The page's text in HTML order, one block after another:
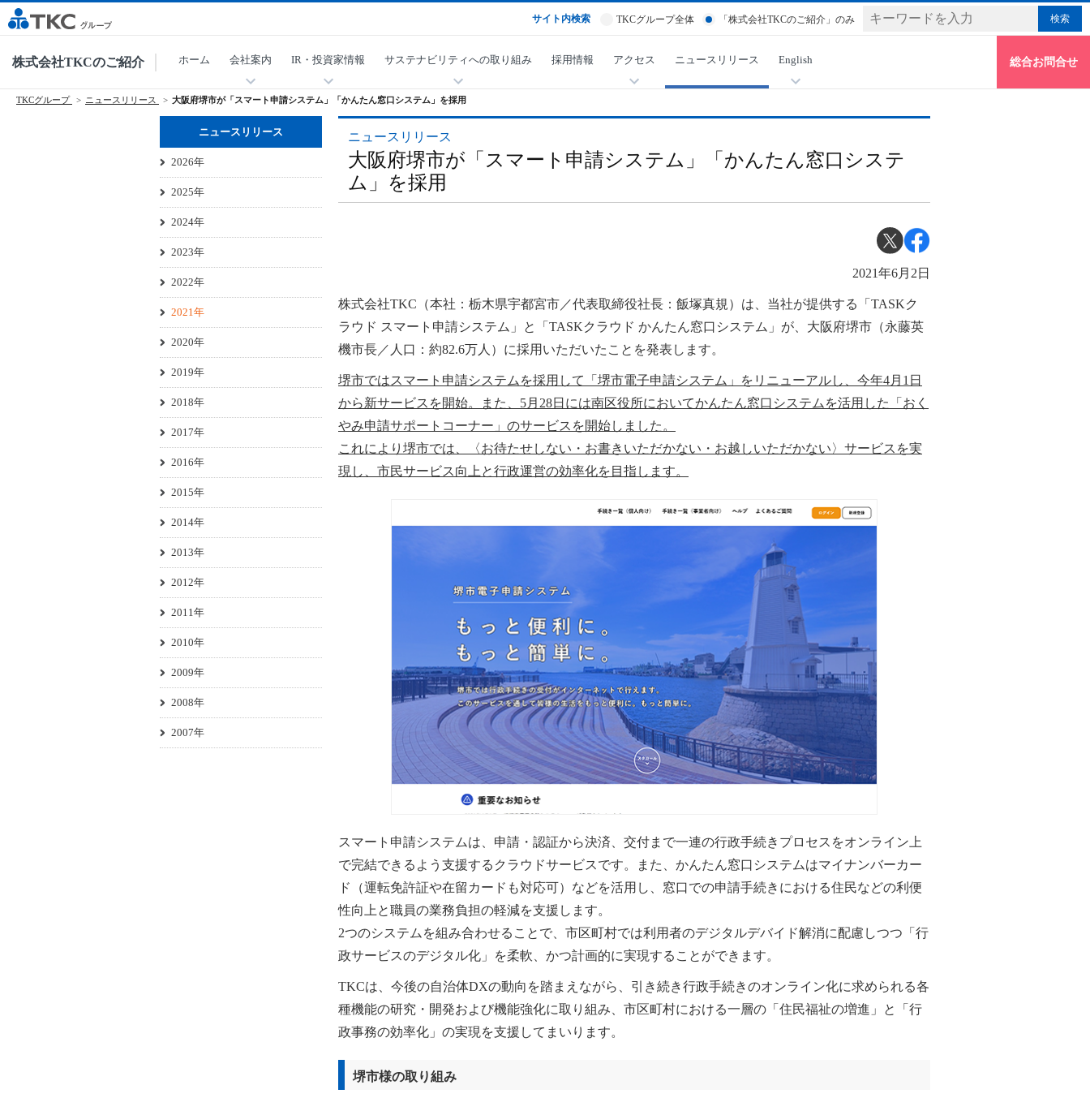
サイト内検索 TKCグループ全体 「株式会社TKCのご紹介」のみ
株式会社TKCのご紹介 ホーム 会社案内 IR・投資家情報 サステナビリティへの取り組み 採用情報 アクセス ニュースリリース English 総合お問合せ
TKCグループ ニュースリリース 大阪府堺市が「スマート申請システム」「かんたん窓口システム」を採用
ニュースリリース
大阪府堺市が「スマート申請システム」「かんたん窓口システ
ム」を採用
2021年6月2日
株式会社TKC（本社：栃木県宇都宮市／代表取締役社長：飯塚真規）は、当社が提供する「TASKク
ラウド スマート申請システム」と「TASKクラウド かんたん窓口システム」が、大阪府堺市（永藤英
機市長／人口：約82.6万人）に採用いただいたことを発表します。
堺市ではスマート申請システムを採用して「堺市電子申請システム」をリニューアルし、今年4月1日
から新サービスを開始。また、5月28日には南区役所においてかんたん窓口システムを活用した「おく
やみ申請サポートコーナー」のサービスを開始しました。
これにより堺市では、〈お待たせしない・お書きいただかない・お越しいただかない〉サービスを実
現し、市民サービス向上と行政運営の効率化を目指します。
スマート申請システムは、申請・認証から決済、交付まで一連の行政手続きプロセスをオンライン上
で完結できるよう支援するクラウドサービスです。また、かんたん窓口システムはマイナンバーカー
ド（運転免許証や在留カードも対応可）などを活用し、窓口での申請手続きにおける住民などの利便
性向上と職員の業務負担の軽減を支援します。
2つのシステムを組み合わせることで、市区町村では利用者のデジタルデバイド解消に配慮しつつ「行
政サービスのデジタル化」を柔軟、かつ計画的に実現することができます。
TKCは、今後の自治体DXの動向を踏まえながら、引き続き行政手続きのオンライン化に求められる各
種機能の研究・開発および機能強化に取り組み、市区町村における一層の「住民福祉の増進」と「行
政事務の効率化」の実現を支援してまいります。
堺市様の取り組み
ニュースリリース
2026年
2025年
2024年
2023年
2022年
2021年
2020年
2019年
2018年
2017年
2016年
2015年
2014年
2013年
2012年
2011年
2010年
2009年
2008年
2007年